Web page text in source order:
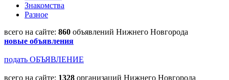
Знакомства
Разное
всего на сайте: 860 объявлений Нижнего Новгорода
новые объявления
подать ОБЪЯВЛЕНИЕ
всего на сайте: 1328 организаций Нижнего Новгорода